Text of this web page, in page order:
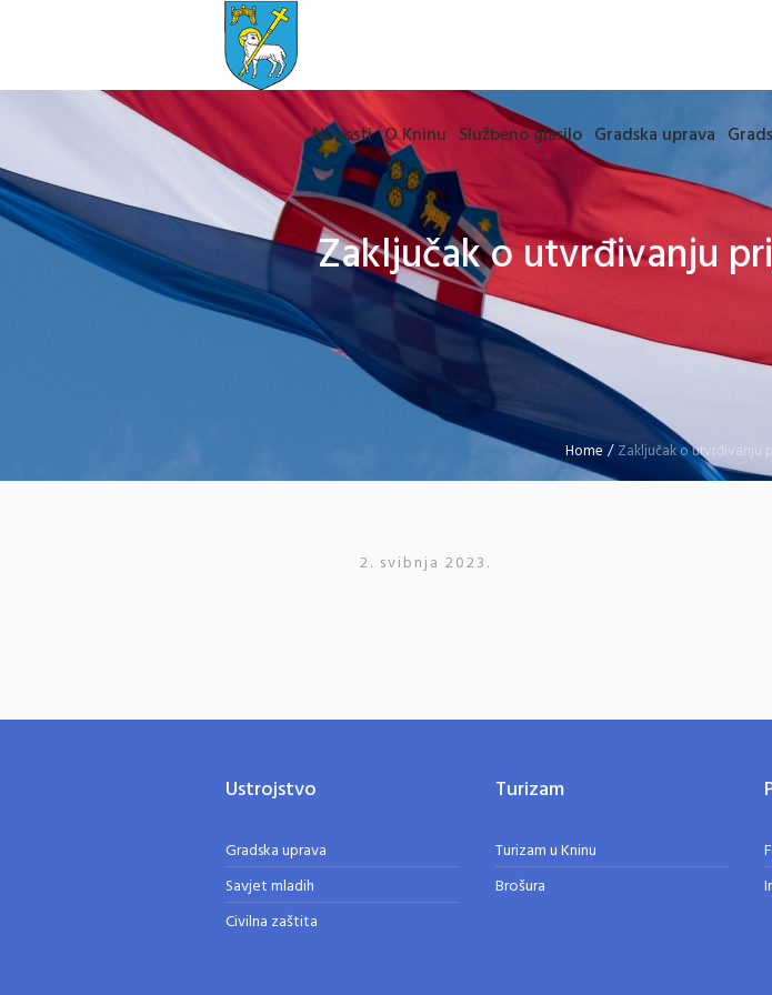
Novosti O Kninu Službeno glasilo Gradska uprava
Zaključak o utvrđivanju
Home /Zaključak o utvrđivanju
2. svibnja 2023.
Ustrojstvo
Gradska uprava
Savjet mladih
Civilna zaštita
Turizam
Turizam u Kninu
Brošura